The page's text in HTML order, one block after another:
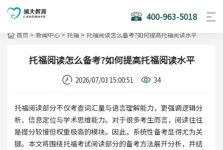
400-963-5018
首页 > 新闻中心 > 托福 > 托福阅读怎么备考?如何提高托福阅读水平
托福阅读怎么备考?如何提高托福阅读水平
2026/07/03 15:00:51 34
托福阅读部分不仅考查词汇量与语言理解能力，更强调逻辑分
析、信息定位与学术思维能力。对于很多考生而言，阅读往往
是提分较慢但权重极高的模块。因此，系统性备考显得尤为关
键。本文将围绕托福考试阅读部分的备考方法展开分析，并结